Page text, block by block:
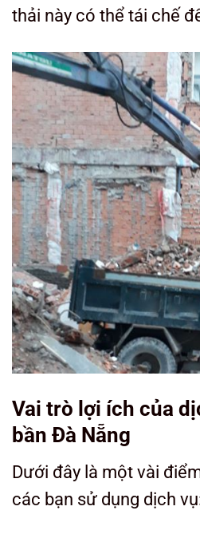
thải này có thể tái chế
Vai trò lợi ích của
bần Đà Nẵng
Dưới đây là một vài
các bạn sử dụng dịch